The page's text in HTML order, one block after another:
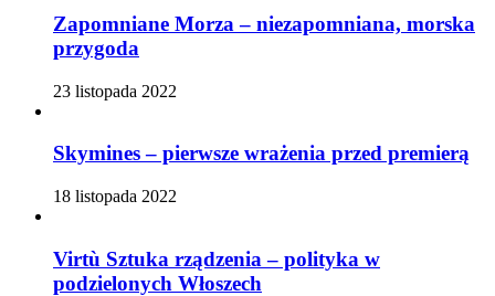
Zapomniane Morza – niezapomniana, morska
przygoda
23 listopada 2022
Skymines – pierwsze wrażenia przed premierą
18 listopada 2022
Virtù Sztuka rządzenia – polityka w
podzielonych Włoszech